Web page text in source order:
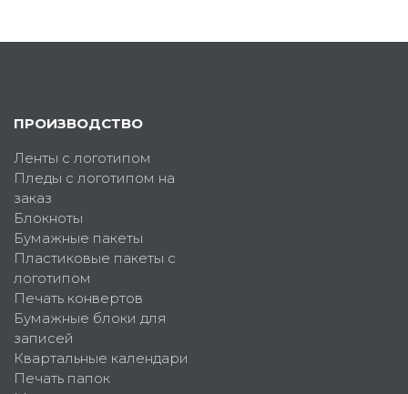
ПРОИЗВОДСТВО
Ленты с логотипом
Пледы с логотипом на
заказ
Блокноты
Бумажные пакеты
Пластиковые пакеты с
логотипом
Печать конвертов
Бумажные блоки для
записей
Квартальные календари
Печать папок